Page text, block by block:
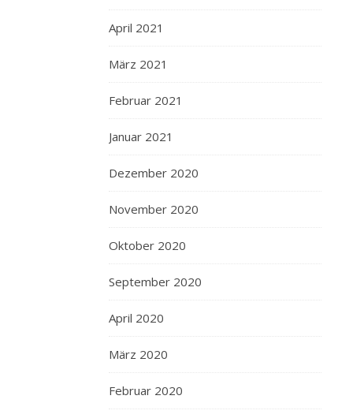
April 2021
März 2021
Februar 2021
Januar 2021
Dezember 2020
November 2020
Oktober 2020
September 2020
April 2020
März 2020
Februar 2020